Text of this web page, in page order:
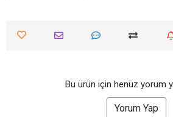
Bu ürün için henüz yorum
Yorum Yap